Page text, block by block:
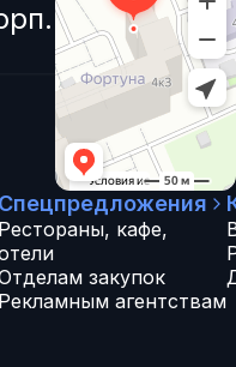
Спецпредложения
Рестораны, кафе,
закупок
Рекламным агентствам